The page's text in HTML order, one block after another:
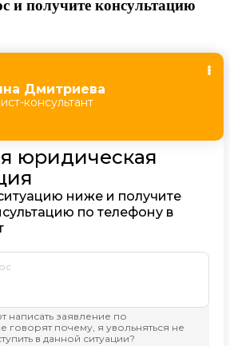
и получите консультацию